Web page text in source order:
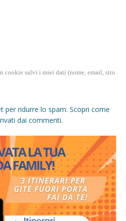
cookie salvi i miei dati (nome, email, sito
per ridurre lo spam. Scopri come
dai commenti.